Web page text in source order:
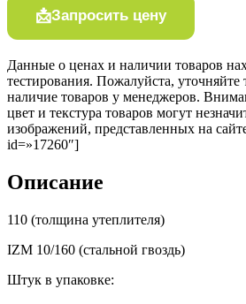
Запросить цену
Данные о ценах и наличии товаров
тестирования. Пожалуйста,
наличие товаров у менеджеров.
цвет и текстура товаров могут
изображений, представленных на
id=»17260″]
Описание
110 (толщина утеплителя)
IZM 10/160 (стальной гвоздь)
Штук в упаковке: